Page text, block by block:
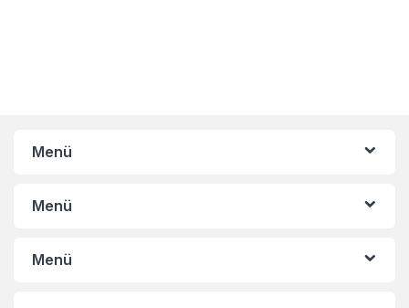
Menü
Menü
Menü